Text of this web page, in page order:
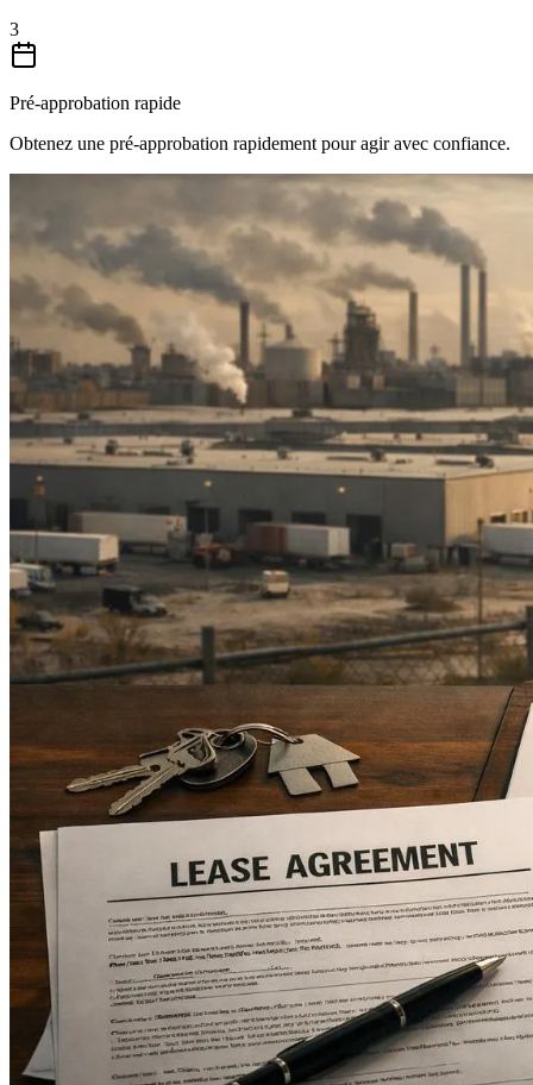
3
Pré-approbation rapide
Obtenez une pré-approbation rapidement pour agir avec confiance.